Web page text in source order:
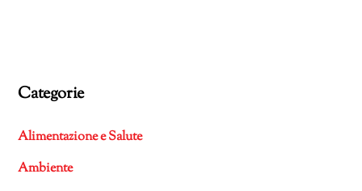
Categorie
Alimentazione e Salute
Ambiente